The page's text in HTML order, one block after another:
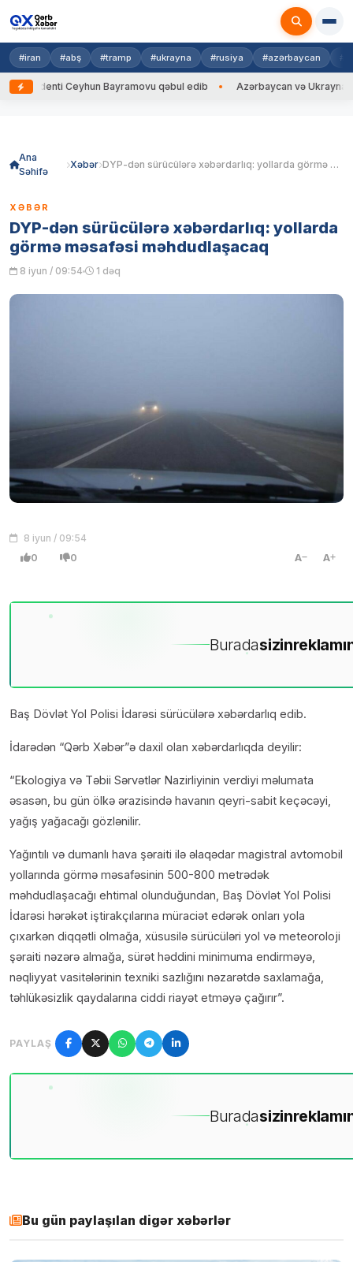
#iran #abş #tramp #ukrayna #rusiya #azərbaycan
Ceyhun Bayramovu qəbul edib Azərbaycan və Ukrayna XİN
Ana
Səhifə
Xəbər DYP-dən sürücülərə xəbərdarlıq: yollarda görmə məsafəsi məhdudlaşacaq
XƏBƏR
DYP-dən sürücülərə xəbərdarlıq: yollarda
görmə məsafəsi məhdudlaşacaq
8 iyun / 09:54 1 dəq
8 iyun / 09:54
0 0 A A
Buradasizin
Baş Dövlət Yol Polisi İdarəsi sürücülərə xəbərdarlıq edib.
İdarədən “Qərb Xəbər”ə daxil olan xəbərdarlıqda deyilir:
“Ekologiya və Təbii Sərvətlər Nazirliyinin verdiyi məlumata
əsasən, bu gün ölkə ərazisində havanın qeyri-sabit keçəcəyi,
yağış yağacağı gözlənilir.
Yağıntılı və dumanlı hava şəraiti ilə əlaqədar magistral avtomobil
yollarında görmə məsafəsinin 500-800 metrədək
məhdudlaşacağı ehtimal olunduğundan, Baş Dövlət Yol Polisi
İdarəsi hərəkət iştirakçılarına müraciət edərək onları yola
çıxarkən diqqətli olmağa, xüsusilə sürücüləri yol və meteoroloji
şəraiti nəzərə almağa, sürət həddini minimuma endirməyə,
nəqliyyat vasitələrinin texniki sazlığını nəzarətdə saxlamağa,
təhlükəsizlik qaydalarına ciddi riayət etməyə çağırır”.
PAYLAŞ
Buradasizin
Bu gün paylaşılan digər xəbərlər